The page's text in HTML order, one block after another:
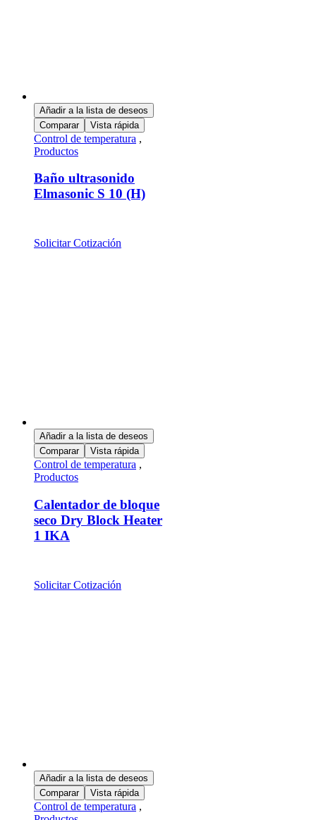
Añadir a la lista de deseos
Comparar
Vista rápida
Control de temperatura ,
Productos
Baño ultrasonido
Elmasonic S 10 (H)
Solicitar Cotización
Añadir a la lista de deseos
Comparar
Vista rápida
Control de temperatura ,
Productos
Calentador de bloque
seco Dry Block Heater
1 IKA
Solicitar Cotización
Añadir a la lista de deseos
Comparar
Vista rápida
Control de temperatura ,